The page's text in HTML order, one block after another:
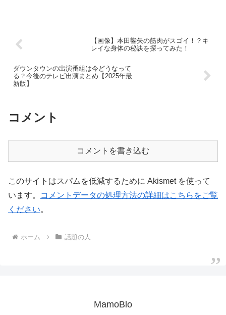
【画像】本田響矢の筋肉がスゴイ！？キ
レイな身体の秘訣を探ってみた！
ダウンタウンの出演番組は今どうなって
る？今後のテレビ出演まとめ【2025年最
新版】
コメント
コメントを書き込む
このサイトはスパムを低減するために Akismet を使って
います。
コメントデータの処理方法の詳細はこちらをご覧
ください。
ホーム 話題の人
MamoBlo